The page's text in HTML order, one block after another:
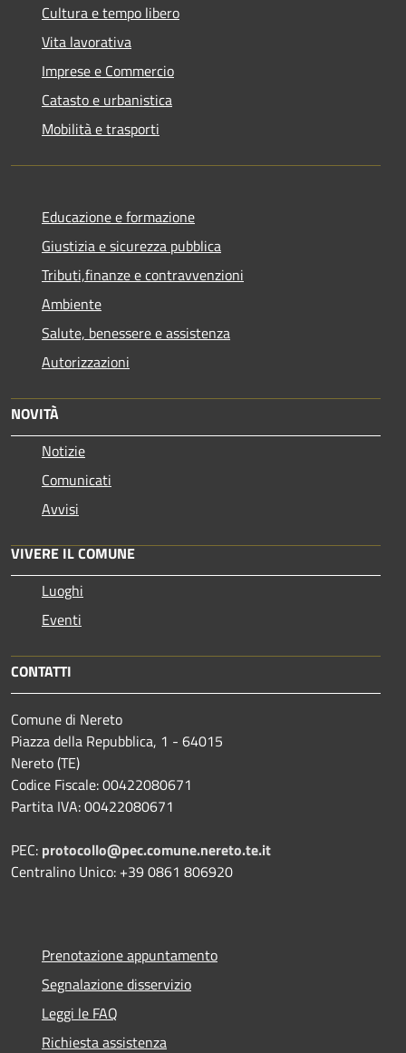
Cultura e tempo libero
Vita lavorativa
Imprese e Commercio
Catasto e urbanistica
Mobilità e trasporti
Educazione e formazione
Giustizia e sicurezza pubblica
Tributi,finanze e contravvenzioni
Ambiente
Salute, benessere e assistenza
Autorizzazioni
NOVITÀ
Notizie
Comunicati
Avvisi
VIVERE IL COMUNE
Luoghi
Eventi
CONTATTI
Comune di Nereto
Piazza della Repubblica, 1 - 64015
Nereto (TE)
Codice Fiscale: 00422080671
Partita IVA: 00422080671
PEC: protocollo@pec.comune.nereto.te.it
Centralino Unico: +39 0861 806920
Prenotazione appuntamento
Segnalazione disservizio
Leggi le FAQ
Richiesta assistenza